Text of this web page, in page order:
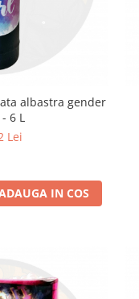
albastra gender
6 L
Lei
IN COS